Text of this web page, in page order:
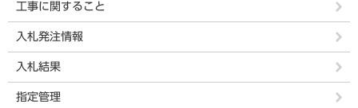
工事に関すること
入札発注情報
入札結果
指定管理